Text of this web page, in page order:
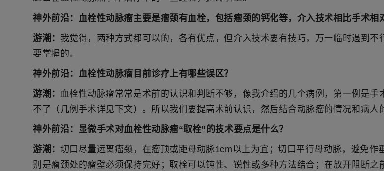
神外前沿：血栓性动脉瘤主要是瘤颈有血栓，包括瘤颈的钙化等，介入技术相比手术相
游潮： 我觉得，两种方式都可以的，各有优点，但介入技术要有技巧，万一临时遇到
要掌握的。
神外前沿： 血栓性动脉瘤目前诊疗上有哪些误区？
游潮： 血栓性动脉瘤常常是术前的认识和判断不够，像我介绍的几个病例，第一例是
不了（几例手术详见下文）。所以我们要提高术前认识，然后结合动脉瘤的情况和病人
神外前沿： 显微手术对血栓性动脉瘤“取栓”的技术要点是什么？
游潮： 切口尽量远离瘤颈，在瘤顶或距母动脉1cm以上为宜；切口平行母动脉，避免
别是瘤颈处的瘤壁必须保持完好；取栓可以钝性、锐性或多种方法结合；在放开阻断之